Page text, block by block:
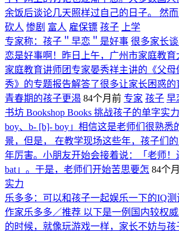
余饭后谈论几天照样过自己的日子。 然
砍人 惨剧 富人 雇保镖 孩子
上学
专家称：孩子＂早恋＂是好事 很多家长
恋是好事啊！昨日上午，广州市家庭教
家庭教育讲师团专家晏秀祥主讲的《父
秀》的专题报告解答了很多让家长困惑的
青春期的孩子更渴 84个月前 专家 孩子 早
书坊 Bookshop Books 挑战孩子的单字实力
boy、b- [b]- boy」相信这是老师们很熟悉
景，但是， 在教学现场这些年，孩子们
年厉害。小朋友开始会接着说：「老师！
bat」。于是，老师们开始苦思要怎 84个
实力
乐多多：可以和孩子一起娱乐一下的IQ测
作家乐多多／推荐 以下是一例国内较权
的时候，就像玩游戏一样，家长不妨与孩